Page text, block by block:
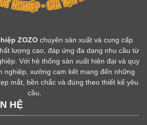
ZOZO chuyên sản xuất và cung cấp
lượng cao, đáp ứng đa dạng nhu cầu từ
Với hệ thống sản xuất hiện đại và quy
nghiệp, xưởng cam kết mang đến những
mắt, bền chắc và đúng theo thiết kế yêu
cầu.
HỆ